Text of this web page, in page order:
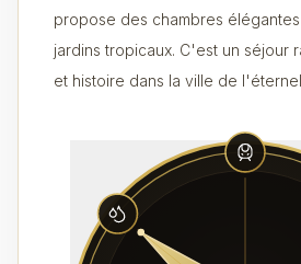
propose des chambres
jardins tropicaux. C'est un séjour
et histoire dans la ville de